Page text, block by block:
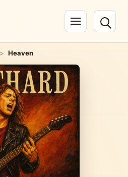
Navigation öffnen
Heaven